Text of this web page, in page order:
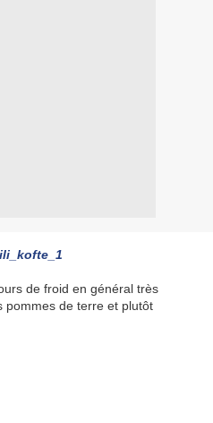
de froid en général très
pommes de terre et plutôt